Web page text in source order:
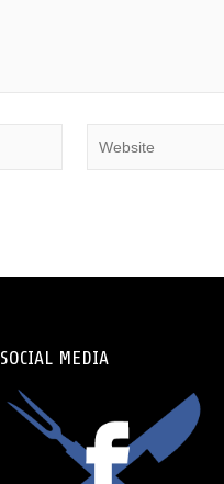
SOCIAL MEDIA